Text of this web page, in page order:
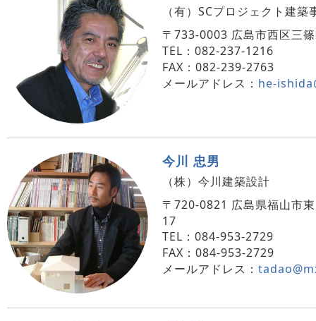
（有）SCプロジェクト建築
〒733-0003 広島市西区三
TEL：082-237-1216
FAX：082-239-2763
メールアドレス： he-
今川 忠男
（株）今川建築設計
〒720-0821 広島県福山市
17
TEL：084-953-2729
FAX：084-953-2729
メールアドレス：